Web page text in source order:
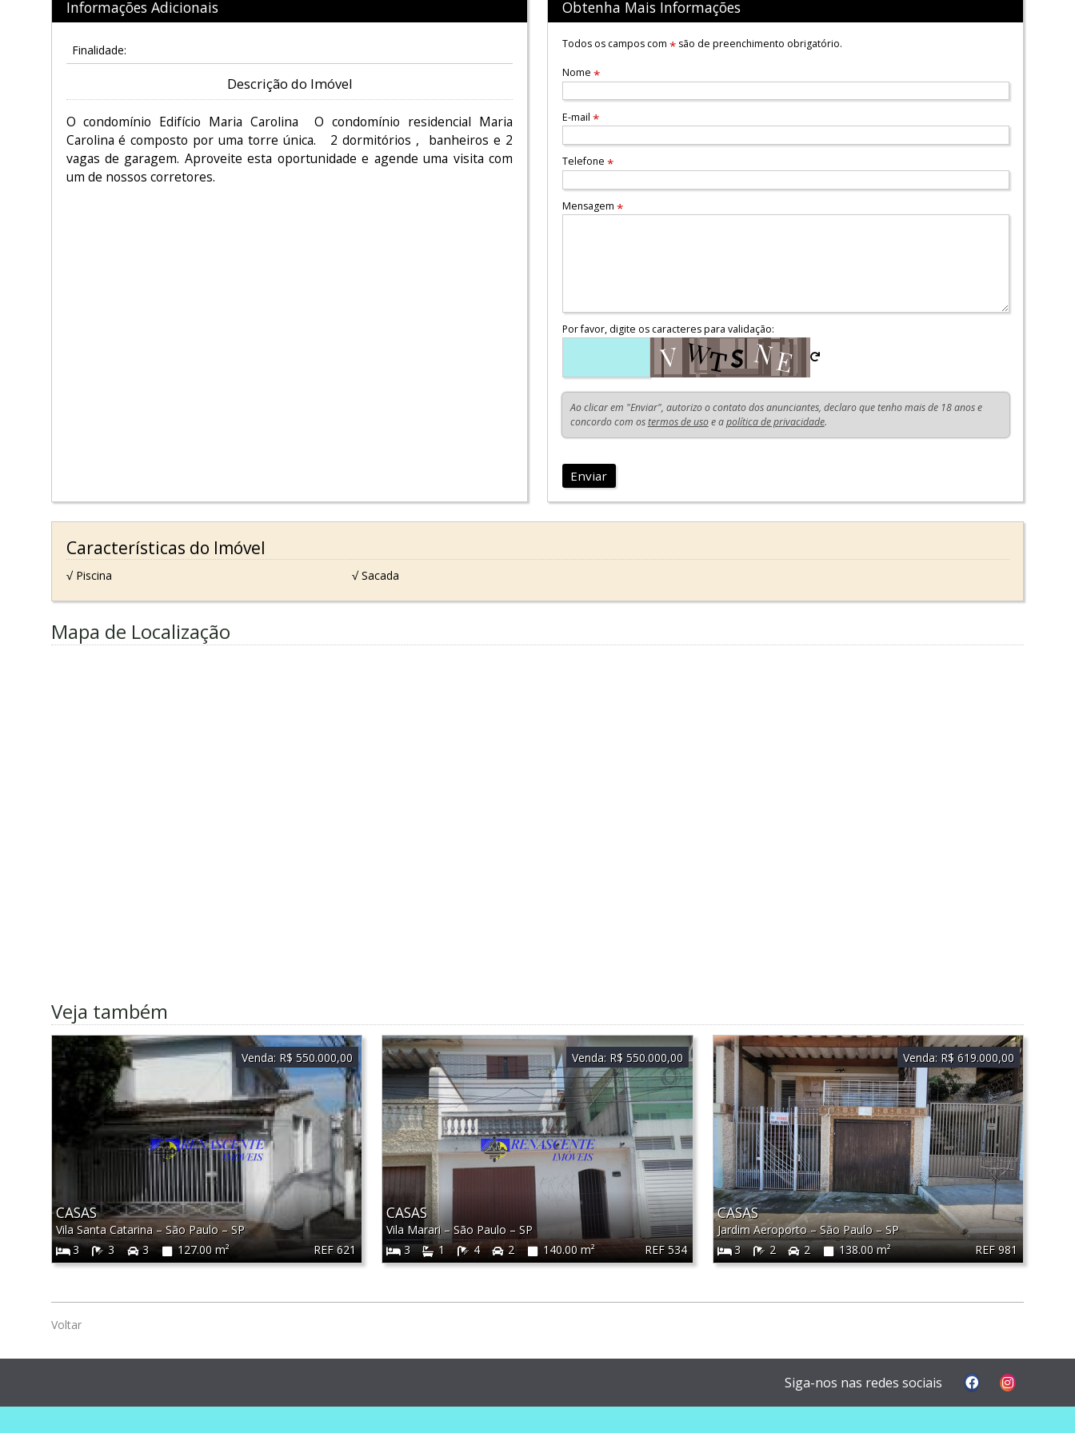
Informações Adicionais
Finalidade:
Descrição do Imóvel
O condomínio Edifício Maria Carolina O condomínio residencial Maria
Carolina é composto por uma torre única. 2 dormitórios , banheiros e 2
vagas de garagem. Aproveite esta oportunidade e agende uma visita com
um de nossos corretores.
Obtenha Mais Informações
Todos os campos com *são de preenchimento obrigatório.
Nome *
E-mail *
Telefone *
Mensagem *
Por favor, digite os caracteres para validação:
Ao clicar em "Enviar", autorizo o contato dos anunciantes, declaro que tenho mais de 18 anos e
concordo com ostermos de usoe apolítica de privacidade.
Enviar
Características do Imóvel
√ Piscina √ Sacada
Mapa de Localização
Veja também
REF 621
CASAS
Vila Santa Catarina – São Paulo – SP
3
3 3 127.00 m²
Venda: R$ 550.000,00
REF 534
CASAS
Vila Marari –São Paulo –SP
3
1 4 2 140.00 m²
Venda: R$ 550.000,00
REF 981
CASAS
Jardim Aeroporto–São Paulo–SP
3
2 2 138.00 m²
Venda: R$ 619.000,00
Voltar
Siga-nos nas redes sociais